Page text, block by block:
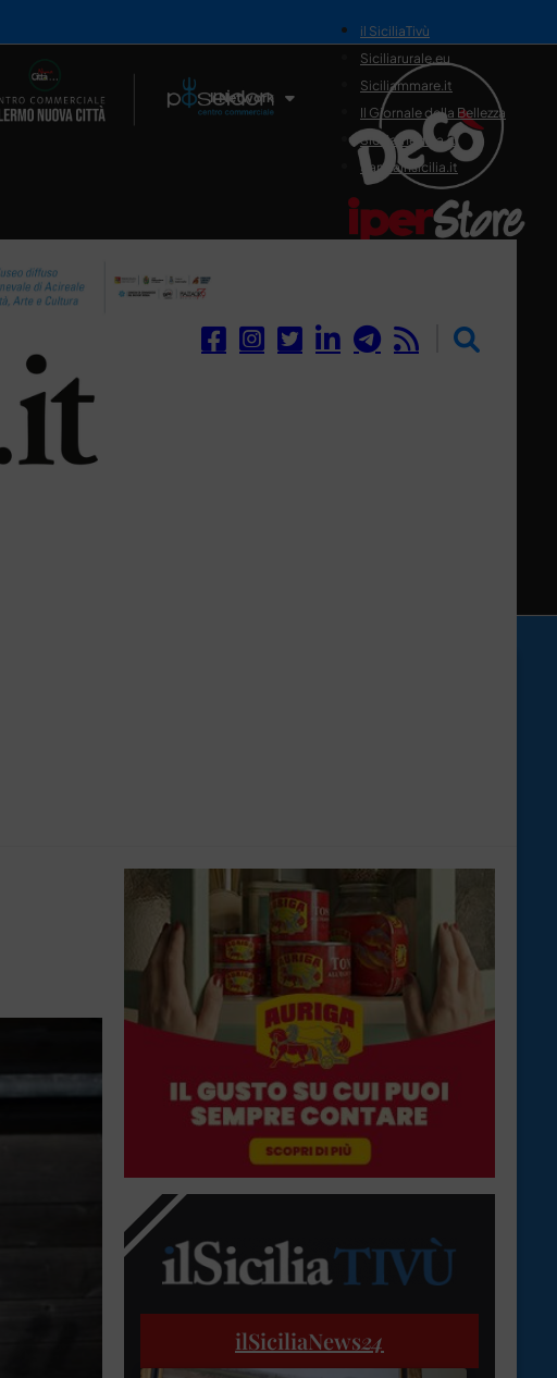
Il Network
il SiciliaTivù
Siciliarurale.eu
Siciliammare.it
Il Giornale della Bellezza
Siciliamedica.it
Sanitainsicilia.it
ilSiciliaNews24